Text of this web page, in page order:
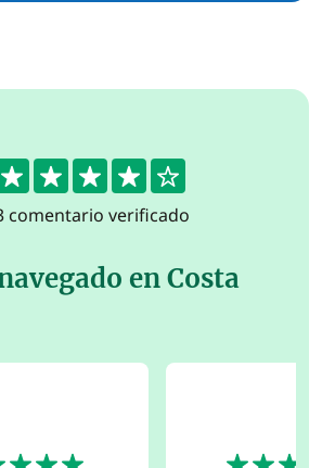
comentario verificado
en Costa